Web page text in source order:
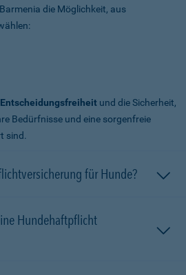
die Möglichkeit, aus
und die Sicherheit,
Bedürfnisse und eine sorgenfreie
sind.
für Hunde?
Hundehaftpflicht